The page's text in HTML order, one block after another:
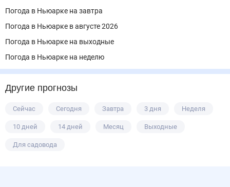
Погода в Ньюарке на завтра
Погода в Ньюарке в августе 2026
Погода в Ньюарке на выходные
Погода в Ньюарке на неделю
Другие прогнозы
Сейчас Сегодня Завтра 3 дня Неделя
10 дней 14 дней Месяц Выходные
Для садовода